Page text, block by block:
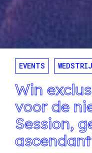
EVENTS
Win
voor de
Session,